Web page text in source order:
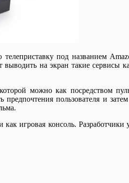
под названием
выводить на экран такие
можно как посредством
предпочтения пользователя и
игровая консоль.